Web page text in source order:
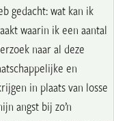
gedacht: wat kan ik
waarin ik een aantal
naar al deze
en
in plaats van losse
angst bij zo’n